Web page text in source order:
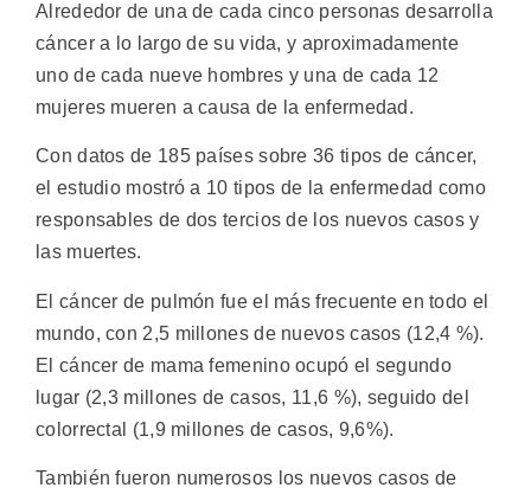
Alrededor de una de cada cinco personas desarrolla
cáncer a lo largo de su vida, y aproximadamente
uno de cada nueve hombres y una de cada 12
mujeres mueren a causa de la enfermedad.
Con datos de 185 países sobre 36 tipos de cáncer,
el estudio mostró a 10 tipos de la enfermedad como
responsables de dos tercios de los nuevos casos y
las muertes.
El cáncer de pulmón fue el más frecuente en todo el
mundo, con 2,5 millones de nuevos casos (12,4 %).
El cáncer de mama femenino ocupó el segundo
lugar (2,3 millones de casos, 11,6 %), seguido del
colorrectal (1,9 millones de casos, 9,6%).
También fueron numerosos los nuevos casos de